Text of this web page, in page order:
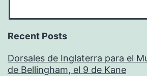
Recent Posts
Dorsales de Inglaterra para el
de Bellingham, el 9 de Kane